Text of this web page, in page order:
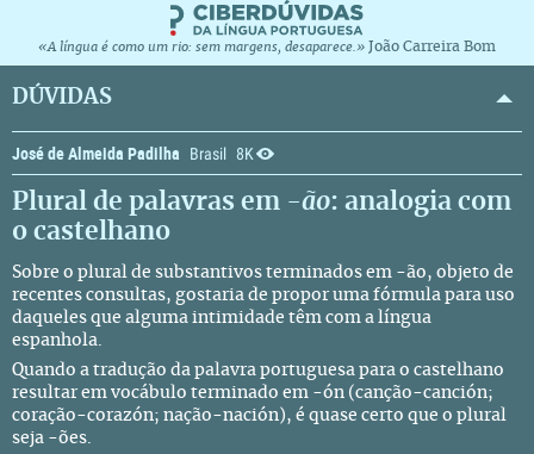
«A língua é como um rio: sem margens, desaparece.» João Carreira Bom
DÚVIDAS
José de Almeida Padilha Brasil 8K
Plural de palavras em -ão: analogia com
o castelhano
Sobre o plural de substantivos terminados em -ão, objeto de
recentes consultas, gostaria de propor uma fórmula para uso
daqueles que alguma intimidade têm com a língua
espanhola.
Quando a tradução da palavra portuguesa para o castelhano
resultar em vocábulo terminado em -ón (canção-canción;
coração-corazón; nação-nación), é quase certo que o plural
seja -ões.